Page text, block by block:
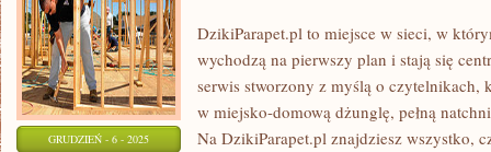
GRUDZIEŃ - 6 - 2025
DzikiParapet.pl to miejsce w sieci, w
wychodzą na pierwszy plan i stają się
serwis stworzony z myślą o czytelnikach,
w miejsko-domową dżunglę, pełną
Na DzikiParapet.pl znajdziesz wszystko,